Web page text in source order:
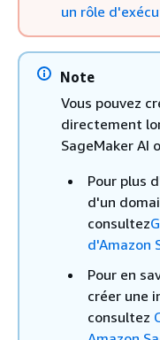
un rôle
Note
Vous pouvez
directement
SageMaker AI
Pour plus
d'un
consultez
d'Amazon
Pour en
créer une
consultez